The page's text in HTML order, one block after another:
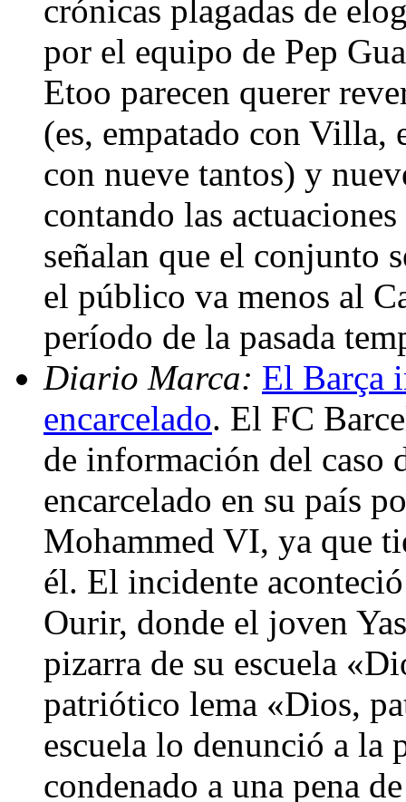
crónicas plagadas de
por el equipo de Pep
Etoo parecen querer
(es, empatado con
con nueve tantos) y
contando las
señalan que el conjunto
el público va menos al
período de la pasada
Diario Marca: El Barça
encarcelado. El FC
de información del caso
encarcelado en su país
Mohammed VI, ya que
él. El incidente
Ourir, donde el joven
pizarra de su escuela
patriótico lema «Dios,
escuela lo denunció a
condenado a una pena